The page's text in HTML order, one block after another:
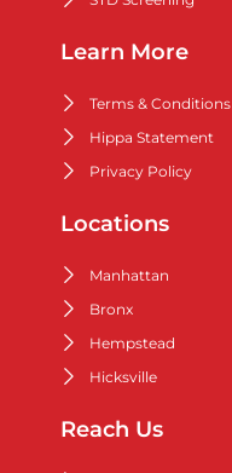
Learn More
Terms & Conditions
Hippa Statement
Privacy Policy
Locations
Manhattan
Bronx
Hempstead
Hicksville
Reach Us